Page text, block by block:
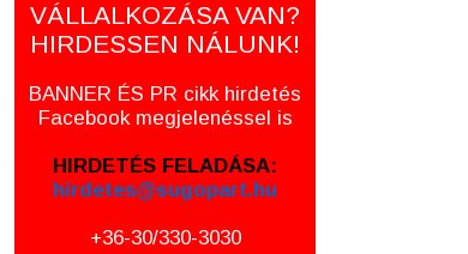
VÁLLALKOZÁSA VAN?
HIRDESSEN NÁLUNK!
BANNER ÉS PR cikk hirdetés
Facebook megjelenéssel is
HIRDETÉS FELADÁSA:
hirdetes@sugopart.hu
+36-30/330-3030